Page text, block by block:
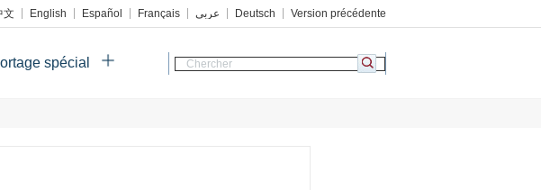
文 English Español Français عربي Deutsch Version précédente
spécial